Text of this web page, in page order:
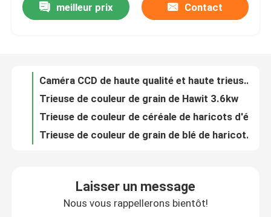
Contrôle de qualité
Nouvelles
Demandez une citation
trieuse de couleur de grain
meilleur prix Contact
Caméra CCD de haute qualité et haute trieuse de couleur de riz de source lumineuse de LED
Trieuses optiques de la gloire 5 de Hawit
Machine de trieuse de couleur de grain d'orge
Laisser un message
Nous vous rappellerons bientôt!